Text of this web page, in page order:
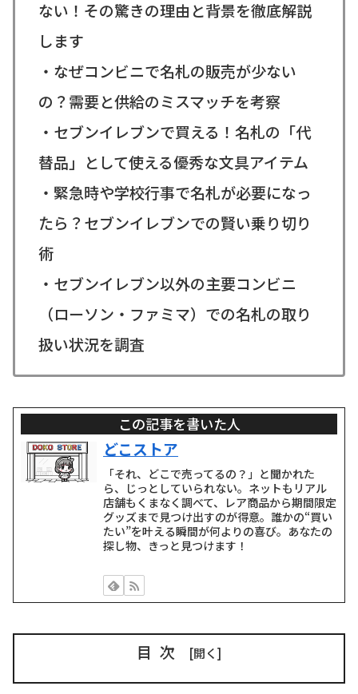
ない！その驚きの理由と背景を徹底解説
します
・なぜコンビニで名札の販売が少ない
の？需要と供給のミスマッチを考察
・セブンイレブンで買える！名札の「代
替品」として使える優秀な文具アイテム
・緊急時や学校行事で名札が必要になっ
たら？セブンイレブンでの賢い乗り切り
術
・セブンイレブン以外の主要コンビニ
（ローソン・ファミマ）での名札の取り
扱い状況を調査
この記事を書いた人
どこストア
「それ、どこで売ってるの？」と聞かれた
ら、じっとしていられない。ネットもリアル
店舗もくまなく調べて、レア商品から期間限定
グッズまで見つけ出すのが得意。誰かの“買い
たい”を叶える瞬間が何よりの喜び。あなたの
探し物、きっと見つけます！
目次